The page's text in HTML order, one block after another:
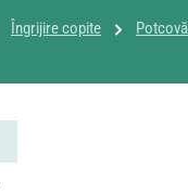
Îngrijire copite